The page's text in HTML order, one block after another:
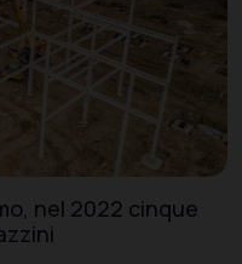
nel 2022 cinque